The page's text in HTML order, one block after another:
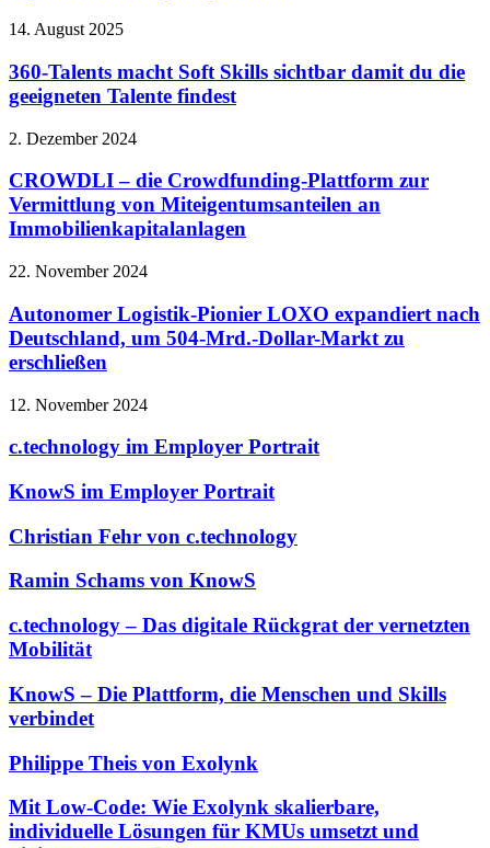
14. August 2025
360-Talents macht Soft Skills sichtbar damit du die
geeigneten Talente findest
2. Dezember 2024
CROWDLI – die Crowdfunding-Plattform zur
Vermittlung von Miteigentumsanteilen an
Immobilienkapitalanlagen
22. November 2024
Autonomer Logistik-Pionier LOXO expandiert nach
Deutschland, um 504-Mrd.-Dollar-Markt zu
erschließen
12. November 2024
c.technology im Employer Portrait
KnowS im Employer Portrait
Christian Fehr von c.technology
Ramin Schams von KnowS
c.technology – Das digitale Rückgrat der vernetzten
Mobilität
KnowS – Die Plattform, die Menschen und Skills
verbindet
Philippe Theis von Exolynk
Mit Low-Code: Wie Exolynk skalierbare,
individuelle Lösungen für KMUs umsetzt und